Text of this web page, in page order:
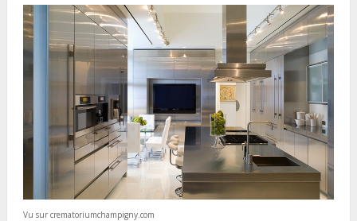
Vu sur crematoriumchampigny.com